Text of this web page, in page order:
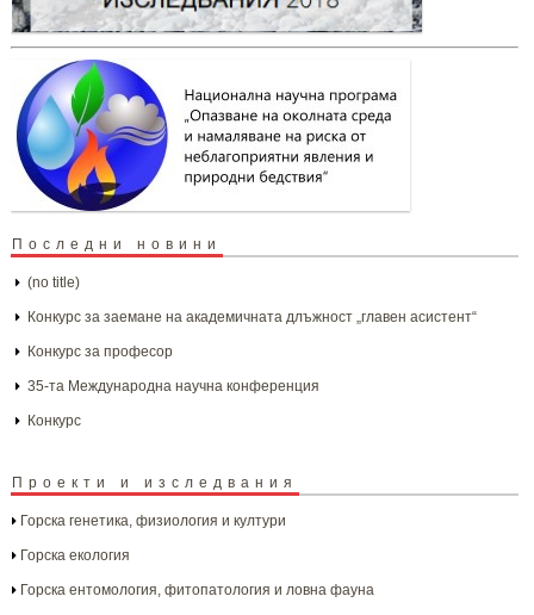
Последни новини
(no title)
Конкурс за заемане на академичната длъжност „главен асистент“
Конкурс за професор
35-та Международна научна конференция
Конкурс
Проекти и изследвания
Горска генетика, физиология и култури
Горска екология
Горска ентомология, фитопатология и ловна фауна